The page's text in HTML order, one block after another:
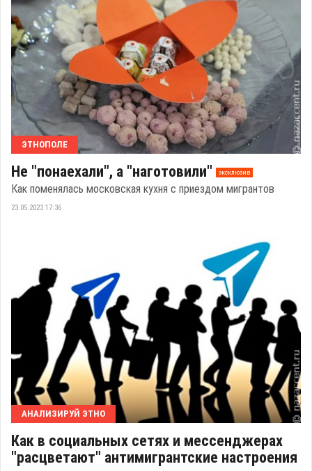
ЭТНОПОЛЕ
Не "понаехали", а "наготовили" эксклюзив
Как поменялась московская кухня с приездом мигрантов
23.05.2023 17:36
АНАЛИЗИРУЙ ЭТНО
Как в социальных сетях и мессенджерах
"расцветают" антимигрантские настроения